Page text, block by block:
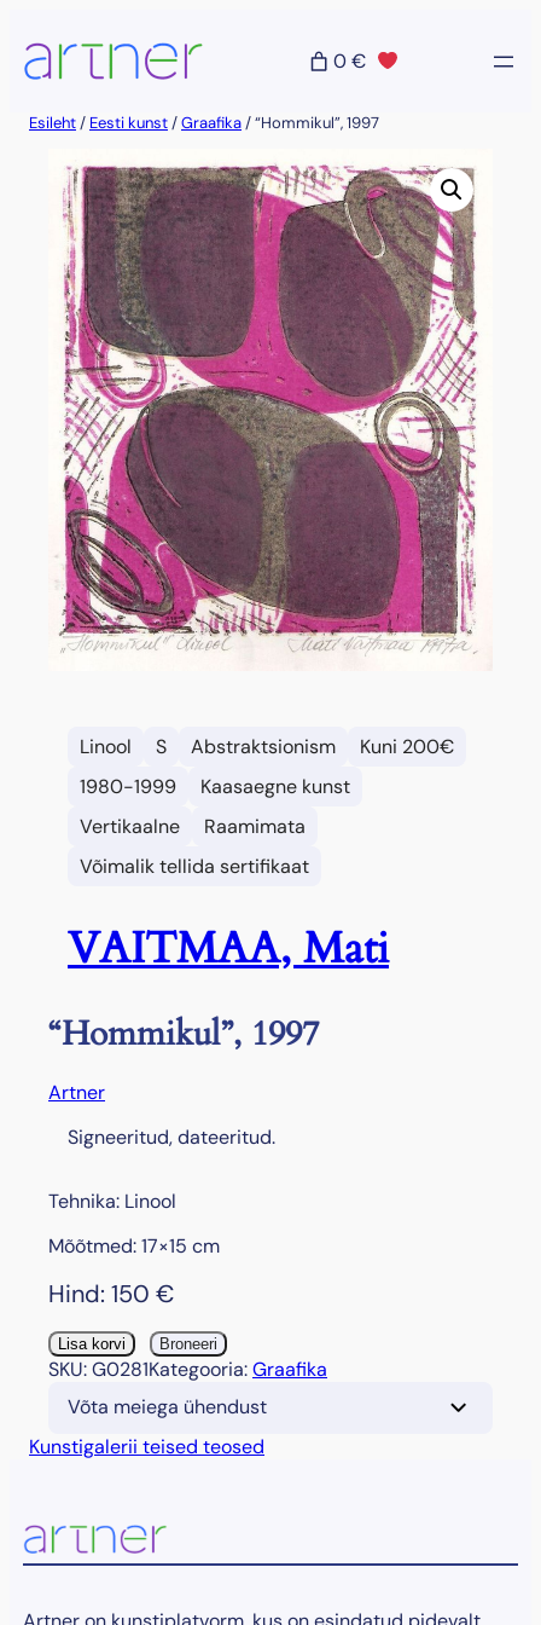
sisu
juurde
0 €
Esileht/ Eesti kunst/Graafika/ “Hommikul”, 1997
Linool S Abstraktsionism
Kuni 200€
1980-1999
Kaasaegne kunst
Vertikaalne
Raamimata
Võimalik tellida sertifikaat
VAITMAA, Mati
“Hommikul”, 1997
Artner
Signeeritud, dateeritud.
Tehnika: Linool
Mõõtmed: 17×15 cm
Hind: 150 €
"
H
m
"
1
Lisa korvi Broneeri
SKU:G0281Kategooria:Graafika
Võta meiega ühendust
Kunstigalerii teised teosed